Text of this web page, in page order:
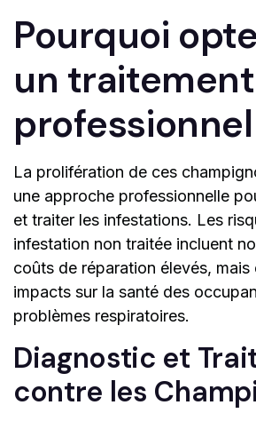
Pourquoi
un traitement
La prolifération de ces
une approche professionnelle
et traiter les infestations. Les
infestation non traitée incluent
coûts de réparation élevés, mais
impacts sur la santé des
problèmes respiratoires.
Diagnostic et
contre les